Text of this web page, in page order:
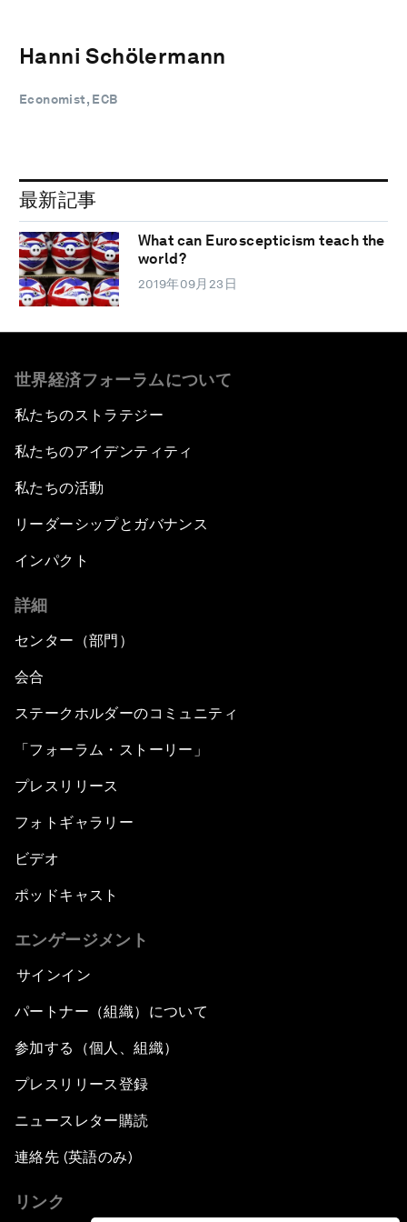
Hanni Schölermann
Economist, ECB
最新記事
What can Euroscepticism teach the
world?
2019年09月23日
世界経済フォーラムについて
私たちのストラテジー
私たちのアイデンティティ
私たちの活動
リーダーシップとガバナンス
インパクト
詳細
センター（部門）
会合
ステークホルダーのコミュニティ
「フォーラム・ストーリー」
プレスリリース
フォトギャラリー
ビデオ
ポッドキャスト
エンゲージメント
サインイン
パートナー（組織）について
参加する（個人、組織）
プレスリリース登録
ニュースレター購読
連絡先 (英語のみ)
リンク